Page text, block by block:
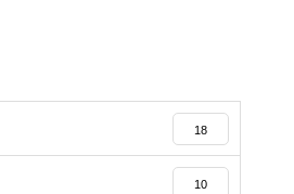
18
10